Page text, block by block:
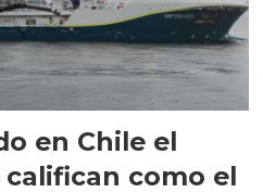
en Chile el
como el